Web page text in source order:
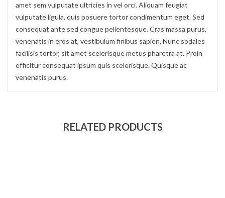
amet sem vulputate ultricies in vel orci. Aliquam feugiat
vulputate ligula, quis posuere tortor condimentum eget. Sed
consequat ante sed congue pellentesque. Cras massa purus,
venenatis in eros at, vestibulum finibus sapien. Nunc sodales
facilisis tortor, sit amet scelerisque metus pharetra at. Proin
efficitur consequat ipsum quis scelerisque. Quisque ac
venenatis purus.
RELATED PRODUCTS